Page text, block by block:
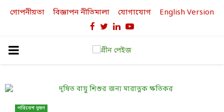
গোপনীয়তা বিজ্ঞাপন নীতিমালা যোগাযোগ English Version
Facebook
TwitterLinkedinYoutube
PRIMARY
পরিবেশ দূষণ